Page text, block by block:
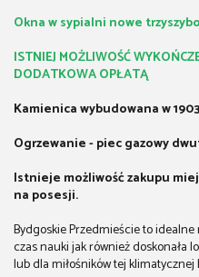
Okna w sypialni nowe
ISTNIEJ MOŻLIWOŚĆ
DODATKOWA OPŁATĄ
Kamienica wybudowana w
Ogrzewanie - piec gazowy
Istnieje możliwość zakupu
na posesji.
Bydgoskie Przedmieście to
czas nauki jak również doskonała
lub dla miłośników tej klimatycznej